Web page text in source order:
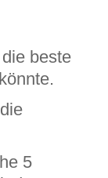
beste
5